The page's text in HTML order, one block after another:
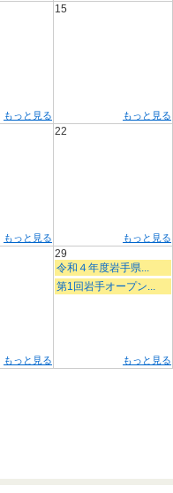
もっと見る
15
もっと見る
もっと見る
22
もっと見る
もっと見る
29
令和４年度岩手県...
第1回岩手オープン...
もっと見る